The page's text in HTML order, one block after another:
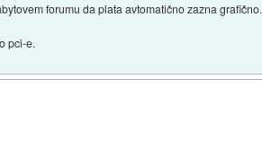
forumu da plata avtomatično zazna grafično.
pci-e.